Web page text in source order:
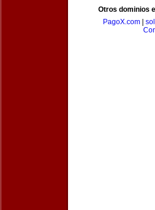
Otros dominios
PagoX.com